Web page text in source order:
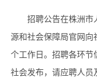
招聘公告在株洲市
源和社会保障局官网向
个工作日。招聘各环节
社会发布，请应聘人员